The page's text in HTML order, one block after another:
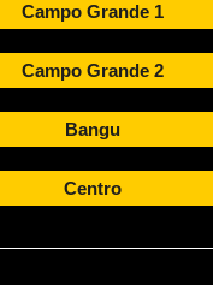
Campo Grande 1
Campo Grande 2
Bangu
Centro